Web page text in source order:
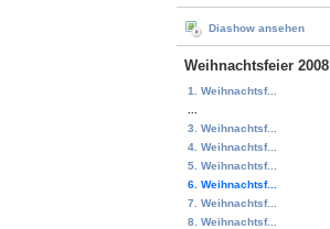
Diashow ansehen
Weihnachtsfeier 2008
1. Weihnachtsf...
3. Weihnachtsf...
4. Weihnachtsf...
5. Weihnachtsf...
6. Weihnachtsf...
7. Weihnachtsf...
8. Weihnachtsf...